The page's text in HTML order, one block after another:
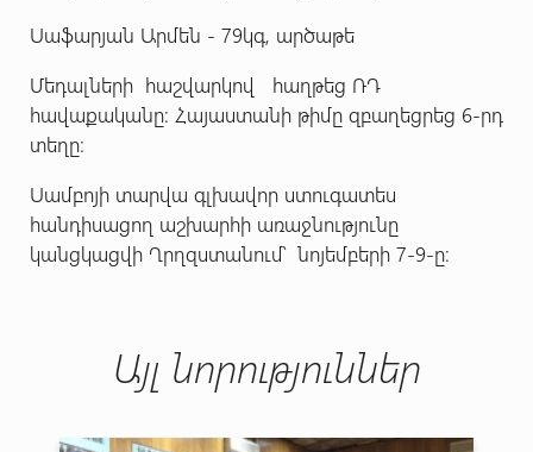
Սաֆարյան Արմեն - 79կգ, արծաթե
Մեդալների հաշվարկով հաղթեց ՌԴ
հավաքականը։ Հայաստանի թիմը զբաղեցրեց 6-րդ
տեղը։
Սամբոյի տարվա գլխավոր ստուգատես
հանդիսացող աշխարհի առաջնությունը
կանցկացվի Ղրղզստանում՝ նոյեմբերի 7-9-ը։
Այլ նորություններ